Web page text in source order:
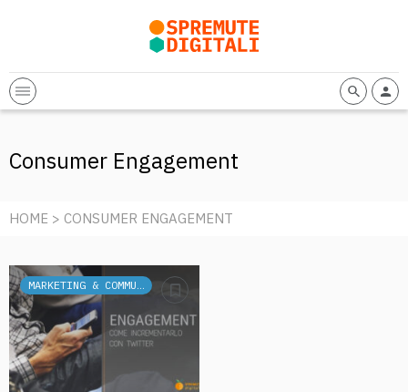
Consumer Engagement
HOME > CONSUMER ENGAGEMENT
MARKETING & COMMUNICATION